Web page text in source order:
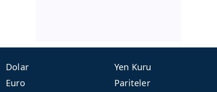
Dolar
Euro
Yen Kuru
Pariteler